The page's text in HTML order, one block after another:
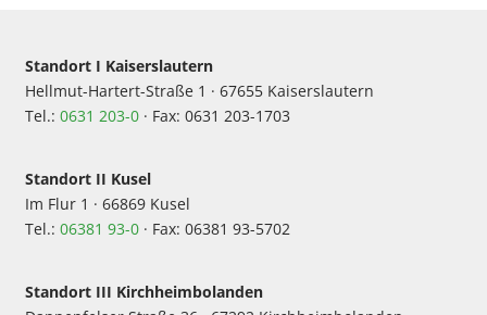
Standort I Kaiserslautern
Hellmut-Hartert-Straße 1 · 67655 Kaiserslautern
Tel.: 0631 203-0 · Fax: 0631 203-1703
Standort II Kusel
Im Flur 1 · 66869 Kusel
Tel.: 06381 93-0 · Fax: 06381 93-5702
Standort III Kirchheimbolanden